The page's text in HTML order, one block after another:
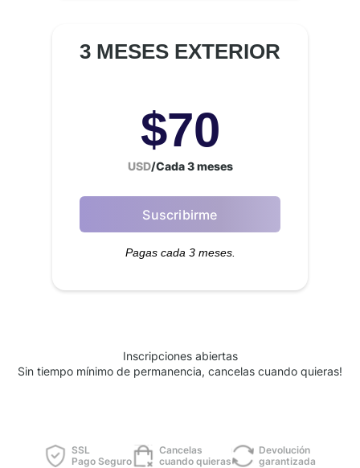
3 MESES EXTERIOR
$70
USD/Cada 3 meses
Suscribirme
Pagas cada 3 meses.
Inscripciones abiertas
Sin tiempo mínimo de permanencia, cancelas cuando quieras!
SSL
Pago Seguro
Cancelas
cuando quieras
Devolución
garantizada